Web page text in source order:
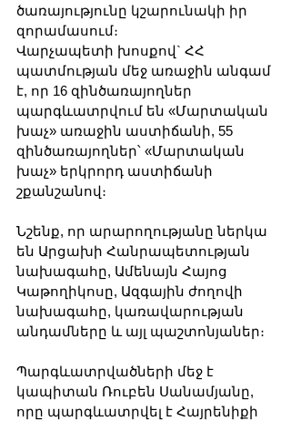
ծառայությունը կշարունակի իր
զորամասում։
Վարչապետի խոսքով` ՀՀ
պատմության մեջ առաջին անգամ
է, որ 16 զինծառայողներ
պարգևատրվում են «Մարտական
խաչ» առաջին աստիճանի, 55
զինծառայողներ՝ «Մարտական
խաչ» երկրորդ աստիճանի
շքանշանով։
Նշենք, որ արարողությանը ներկա
են Արցախի Հանրապետության
նախագահը, Ամենայն Հայոց
Կաթողիկոսը, Ազգային ժողովի
նախագահը, կառավարության
անդամները և այլ պաշտոնյաներ։
Պարգևատրվածների մեջ է
կապիտան Ռուբեն Սանամյանը,
որը պարգևատրվել է Հայրենիքի